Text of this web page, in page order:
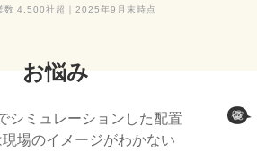
数 4,500社超｜2025年9月末時点
シミュレーションした配置
場のイメージがわかない